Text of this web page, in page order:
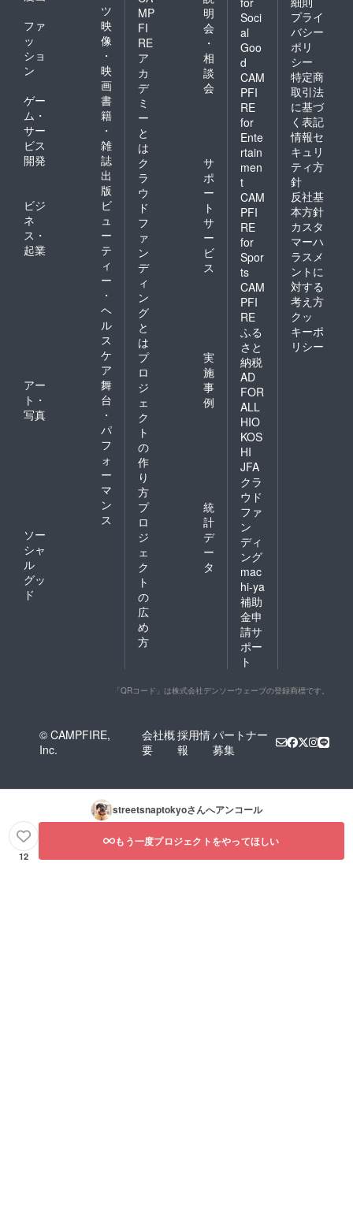
ツ
ファ
ッ
ショ
ン
映
像
・
映
画
ゲー
ム・
サー
ビス
開発
書
籍
・
雑
誌
出
版
ビジ
ネ
ス・
起業
ビ
ュ
ー
テ
ィ
ー
・
ヘ
ル
ス
ケ
ア
アー
ト・
写真
舞
台
・
パ
フ
ォ
ー
マ
ン
ス
ソー
シャ
ル
グッ
ド
MP
FI
RE
ア
カ
デ
ミ
ー
と
は
明
会
・
相
談
会
ク
ラ
ウ
ド
フ
ァ
ン
デ
ィ
ン
グ
と
は
サ
ポ
ー
ト
サ
ー
ビ
ス
プ
ロ
ジ
ェ
ク
ト
の
作
り
方
実
施
事
例
プ
ロ
ジ
ェ
ク
ト
の
広
め
方
統
計
デ
ー
タ
Soci
al
Goo
d
CAM
PFI
RE
for
Ente
rtain
men
t
CAM
PFI
RE
for
Spor
ts
CAM
PFI
RE
ふる
さと
納税
AD
FOR
ALL
HIO
KOS
HI
JFA
クラ
ウド
ファ
ン
ディ
ング
mac
hi-ya
補助
金申
請サ
ポー
ト
プライ
バシー
ポリ
シー
特定商
取引法
に基づ
く表記
情報セ
キュリ
ティ方
針
反社基
本方針
カスタ
マーハ
ラスメ
ントに
対する
考え方
クッ
キーポ
リシー
「QRコード」は株式会社デンソーウェーブの登録商標です。
© CAMPFIRE,
Inc.
会社概
要
採用情
報
パートナー
募集
streetsnaptokyoさんへアンコール
12
もう一度プロジェクトをやってほしい